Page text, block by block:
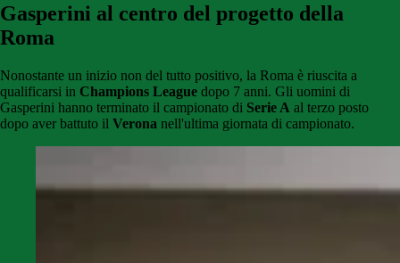
Gasperini al centro del progetto della
Roma
Nonostante un inizio non del tutto positivo, la Roma è riuscita a
qualificarsi in Champions League dopo 7 anni. Gli uomini di
Gasperini hanno terminato il campionato di Serie A al terzo posto
dopo aver battuto il Verona nell'ultima giornata di campionato.